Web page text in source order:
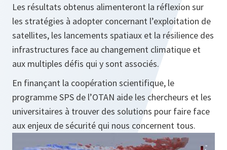
Les résultats obtenus alimenteront la réflexion sur
les stratégies à adopter concernant l’exploitation de
satellites, les lancements spatiaux et la résilience des
infrastructures face au changement climatique et
aux multiples défis qui y sont associés.
En finançant la coopération scientifique, le
programme SPS de l’OTAN aide les chercheurs et les
universitaires à trouver des solutions pour faire face
aux enjeux de sécurité qui nous concernent tous.